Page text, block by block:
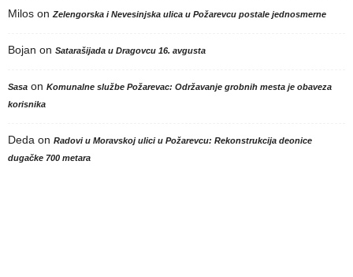
Milos on Zelengorska i Nevesinjska ulica u Požarevcu postale jednosmerne
Bojan on Satarašijada u Dragovcu 16. avgusta
Sasa on Komunalne službe Požarevac: Održavanje grobnih mesta je obaveza
korisnika
Deda on Radovi u Moravskoj ulici u Požarevcu: Rekonstrukcija deonice
dugačke 700 metara